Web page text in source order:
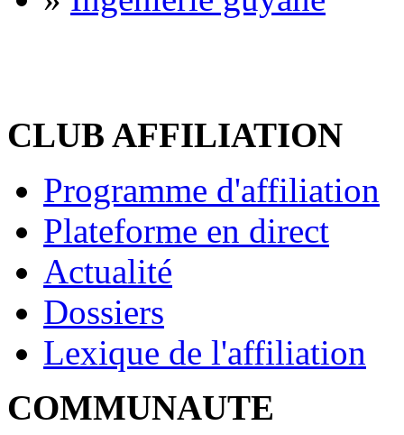
CLUB AFFILIATION
Programme d'affiliation
Plateforme en direct
Actualité
Dossiers
Lexique de l'affiliation
COMMUNAUTE